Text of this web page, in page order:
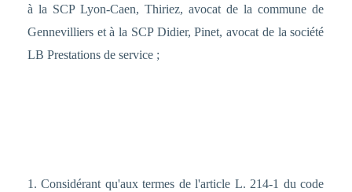
à la SCP Lyon-Caen, Thiriez, avocat de la commune de
Gennevilliers et à la SCP Didier, Pinet, avocat de la société
LB Prestations de service ;
1. Considérant qu'aux termes de l'article L. 214-1 du code